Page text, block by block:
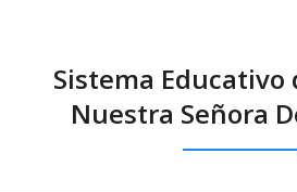
Sistema Educativo
Nuestra Señora